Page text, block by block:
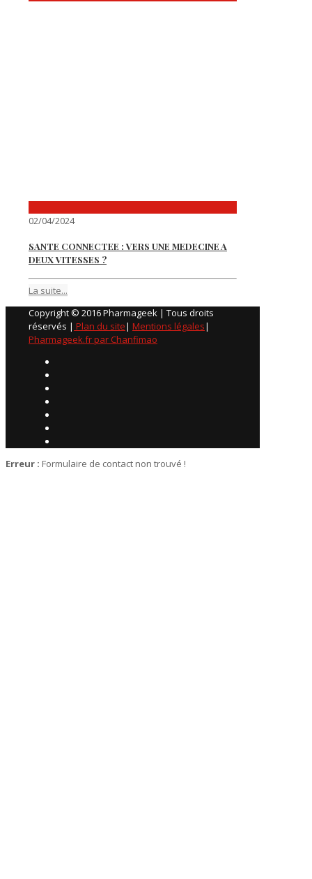
02/04/2024
SANTE CONNECTEE : VERS UNE MEDECINE A
DEUX VITESSES ?
La suite...
Copyright © 2016 Pharmageek | Tous droits
réservés | Plan du site| Mentions légales|
Pharmageek.fr par Chanfimao
Erreur : Formulaire de contact non trouvé !